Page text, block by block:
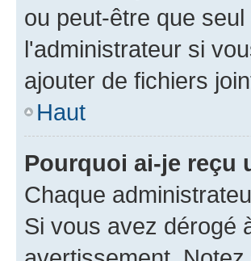
ou peut-être que
l'administrateur si
ajouter de fichiers
Haut
Pourquoi ai-je reçu
Chaque
Si vous avez dérogé